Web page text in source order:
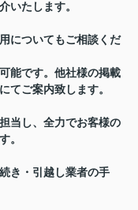
いたします。
についてもご相談くだ
能です。他社様の掲載
てご案内致します。
当し、全力でお客様の
。
き・引越し業者の手